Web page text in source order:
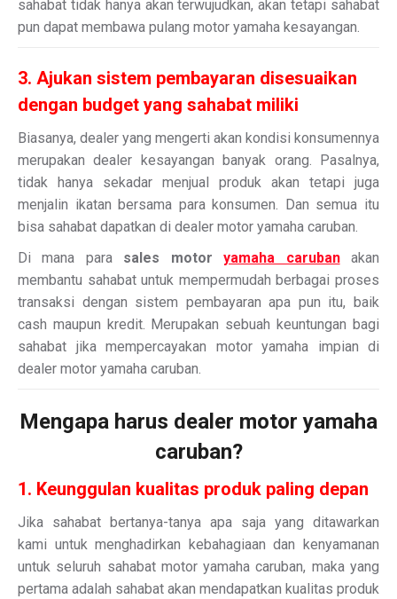
sahabat tidak hanya akan terwujudkan, akan tetapi sahabat
pun dapat membawa pulang motor yamaha kesayangan.
3. Ajukan sistem pembayaran disesuaikan
dengan budget yang sahabat miliki
Biasanya, dealer yang mengerti akan kondisi konsumennya
merupakan dealer kesayangan banyak orang. Pasalnya,
tidak hanya sekadar menjual produk akan tetapi juga
menjalin ikatan bersama para konsumen. Dan semua itu
bisa sahabat dapatkan di dealer motor yamaha caruban.
Di mana para sales motoryamaha carubanakan
membantu sahabat untuk mempermudah berbagai proses
transaksi dengan sistem pembayaran apa pun itu, baik
cash maupun kredit. Merupakan sebuah keuntungan bagi
sahabat jika mempercayakan motor yamaha impian di
dealer motor yamaha caruban.
Mengapa harus dealer motor yamaha
caruban?
1. Keunggulan kualitas produk paling depan
Jika sahabat bertanya-tanya apa saja yang ditawarkan
kami untuk menghadirkan kebahagiaan dan kenyamanan
untuk seluruh sahabat motor yamaha caruban, maka yang
pertama adalah sahabat akan mendapatkan kualitas produk